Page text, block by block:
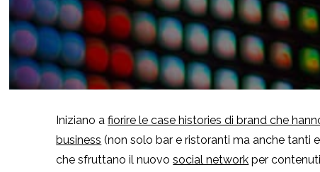
Iniziano afiorire le case histories di brand che
business (non solo bar e ristoranti ma anche tanti
che sfruttano il nuovosocial network per